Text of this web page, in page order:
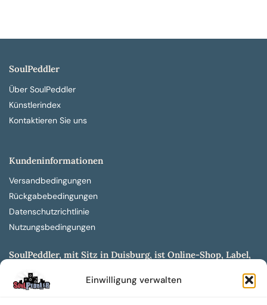
Einwilligung verwalten
SoulPeddler
Über SoulPeddler
Künstlerindex
Kontaktieren Sie uns
Kundeninformationen
Versandbedingungen
Rückgabebedingungen
Datenschutzrichtlinie
Nutzungsbedingungen
SoulPeddler, mit Sitz in Duisburg, ist Online-Shop, Label,
entwickelt aus dem SoulPeddler Vinyl-Presswerk und
unserer Online-Gig-Plattform.